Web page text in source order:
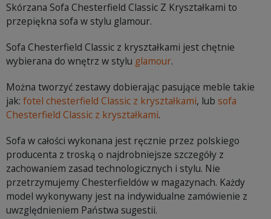
Skórzana Sofa Chesterfield Classic Z Kryształkami to
przepiękna sofa w stylu glamour.
Sofa Chesterfield Classic z kryształkami jest chętnie
wybierana do wnętrz w stylu glamour.
Można tworzyć zestawy dobierając pasujące meble takie
jak: fotel chesterfield Classic z kryształkami, lub sofa
Chesterfield Classic z kryształkami.
Sofa w całości wykonana jest ręcznie przez polskiego
producenta z troską o najdrobniejsze szczegóły z
zachowaniem zasad technologicznych i stylu. Nie
przetrzymujemy Chesterfieldów w magazynach. Każdy
model wykonywany jest na indywidualne zamówienie z
uwzględnieniem Państwa sugestii.